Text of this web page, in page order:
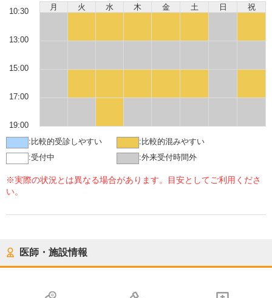
月 火 水 木 金 土 日 祝
10:30
13:00
15:00
17:00
19:00
: 比較的受診しやすい : 比較的混みやすい
:受付中 :外来受付時間外
※実際の状況とは異なる場合があります。目安としてご利用くださ
い。
医師・施設情報